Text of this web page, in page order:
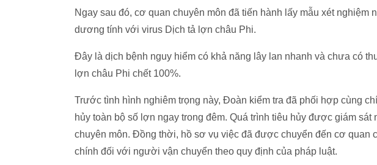
Ngay sau đó, cơ quan chuyên môn đã tiến hành lấy mẫu xét nghiệm
dương tính với virus Dịch tả lợn châu Phi.
Đây là dịch bệnh nguy hiểm có khả năng lây lan nhanh và chưa có
lợn châu Phi chết 100%.
Trước tình hình nghiêm trọng này, Đoàn kiểm tra đã phối hợp cùng
hủy toàn bộ số lợn ngay trong đêm. Quá trình tiêu hủy được giám sát
chuyên môn. Đồng thời, hồ sơ vụ việc đã được chuyển đến cơ quan
chính đối với người vận chuyển theo quy định của pháp luật.